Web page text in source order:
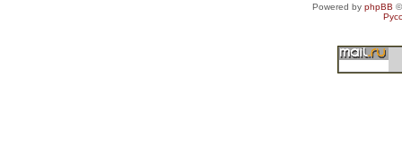
Powered by phpBB